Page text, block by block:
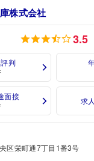
株式会社
3.5
判
面接 求
区栄町通7丁目1番3号